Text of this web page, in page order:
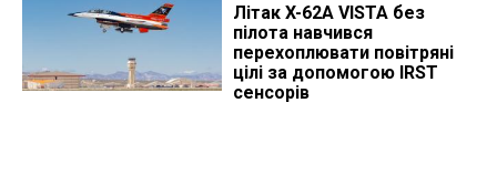
Літак X-62A VISTA без
пілота навчився
перехоплювати повітряні
цілі за допомогою IRST
сенсорів